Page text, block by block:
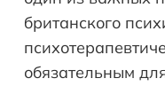
британского
обязательным